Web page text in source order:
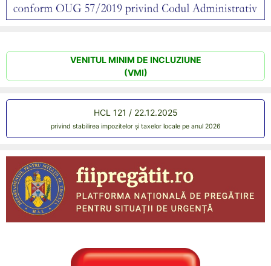
VENITUL MINIM DE INCLUZIUNE
(VMI)
HCL 121 / 22.12.2025
privind stabilirea impozitelor și taxelor locale pe anul 2026